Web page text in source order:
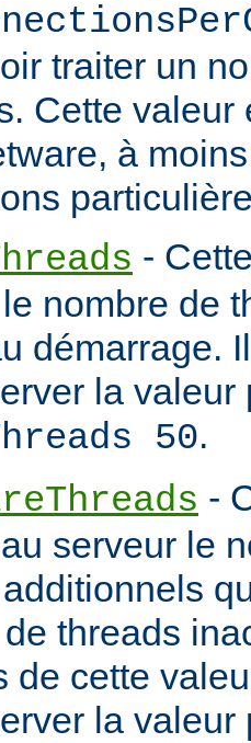
traiter un
Cette valeur
à
-
nombre de
démarrage.
la valeur
50.
-
serveur le
threads
de cette
la valeur